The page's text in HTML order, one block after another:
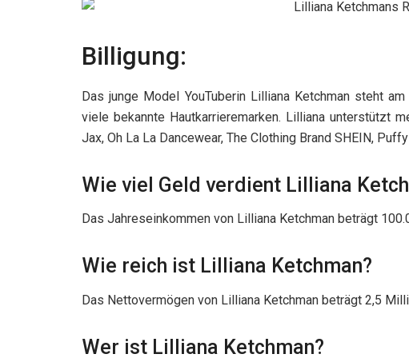
Billigung:
Das junge Model YouTuberin Lilliana Ketchman steht
viele bekannte Hautkarrieremarken. Lilliana unterstützt
Jax, Oh La La Dancewear, The Clothing Brand SHEIN,
Wie viel Geld verdient Lilliana
Das Jahreseinkommen von Lilliana Ketchman beträgt
Wie reich ist Lilliana Ketchman?
Das Nettovermögen von Lilliana Ketchman beträgt 2,5
Wer ist Lilliana Ketchman?